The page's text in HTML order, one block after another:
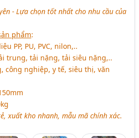
- Lựa chọn tốt nhất cho nhu cầu của
phẩm:
PP, PU, PVC, nilon,..
trung, tải nặng, tải siêu nặng,..
công nghiệp, y tế, siêu thị, văn
xuất kho nhanh, mẫu mã chính xác.